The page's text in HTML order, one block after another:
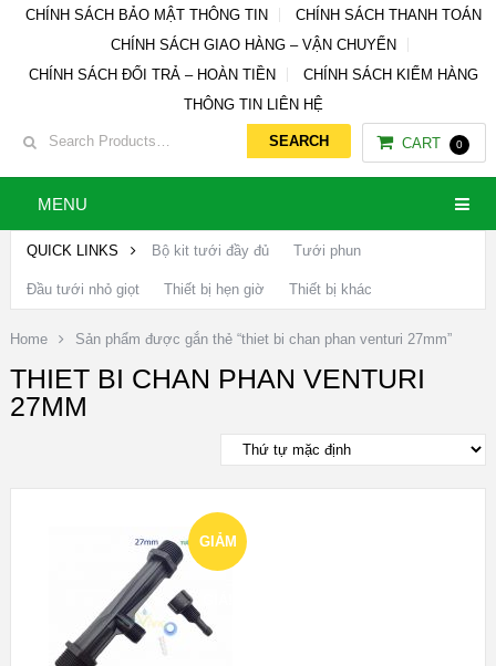
CHÍNH SÁCH BẢO MẬT THÔNG TIN
CHÍNH SÁCH THANH TOÁN
CHÍNH SÁCH GIAO HÀNG – VẬN CHUYỂN
CHÍNH SÁCH ĐỔI TRẢ – HOÀN TIỀN
CHÍNH SÁCH KIỂM HÀNG
THÔNG TIN LIÊN HỆ
CART 0
MENU
QUICK LINKS Bộ kit tưới đầy đủ Tưới phun
Đầu tưới nhỏ giọt Thiết bị hẹn giờ Thiết bị khác
Home Sản phẩm được gắn thẻ “thiet bi chan phan venturi 27mm”
THIET BI CHAN PHAN VENTURI
27MM
GIẢM